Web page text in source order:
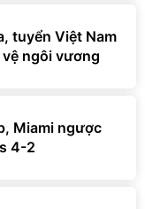
tuyển Việt Nam
ngôi vương
Miami ngược
4-2